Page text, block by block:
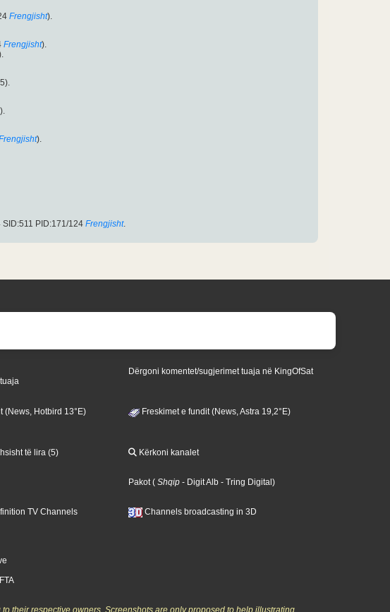
Frengjisht).
Frengjisht).
).
PID:171/124 Frengjisht.
Dërgoni komentet/sugjerimet tuaja në KingOfSat
(News, Hotbird 13°E) Freskimet e fundit (News, Astra 19,2°E)
të lira (5) Kërkoni kanalet
Pakot( Shqip - Digit Alb - Tring Digital)
TV Channels Channels broadcasting in 3D
their respective owners. Screenshots are only proposed to help illustrating,